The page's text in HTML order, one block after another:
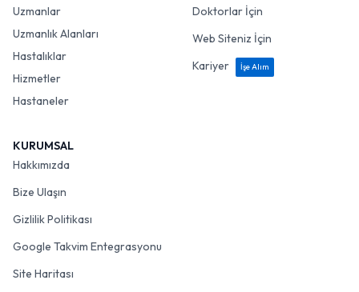
Uzmanlar
Uzmanlık Alanları
Hastalıklar
Hizmetler
Hastaneler
Doktorlar İçin
Web Siteniz İçin
Kariyer
İşe Alım
KURUMSAL
Hakkımızda
Bize Ulaşın
Gizlilik Politikası
Google Takvim Entegrasyonu
Site Haritası